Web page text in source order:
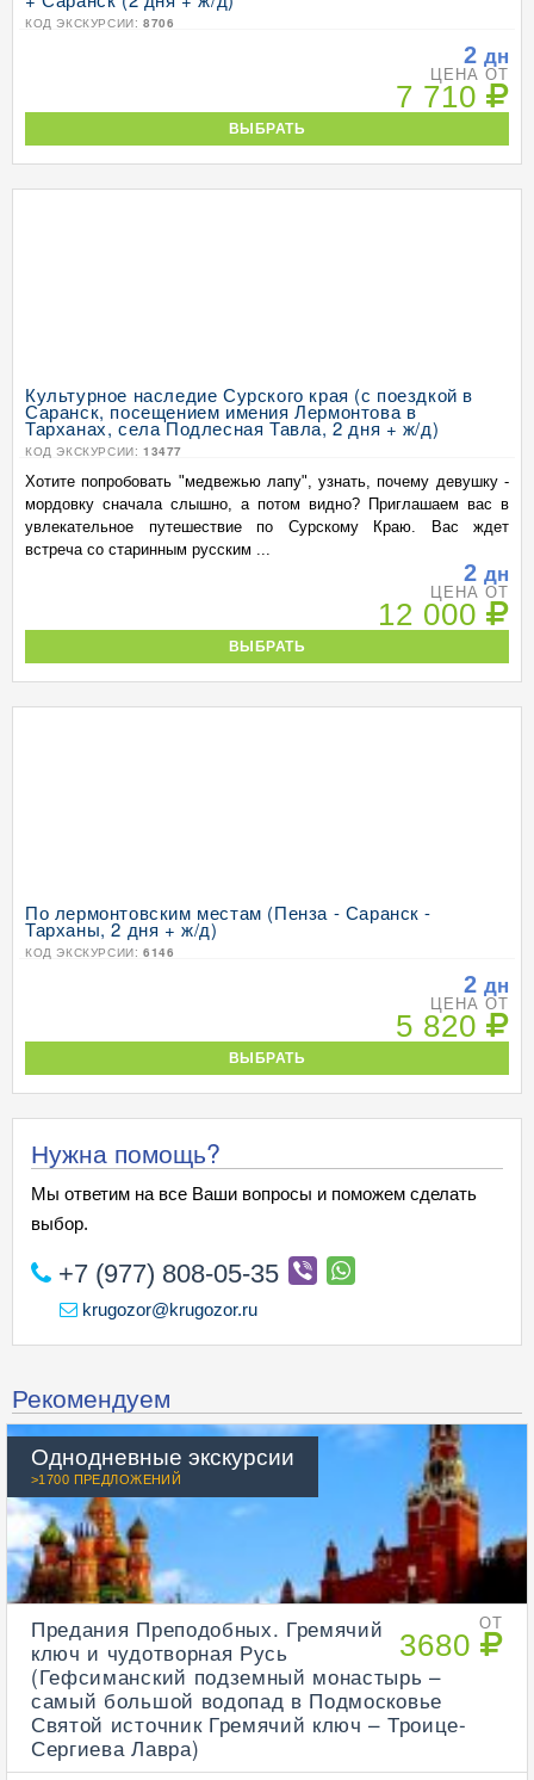
КОД ЭКСКУРСИИ: 8706
2 дн
ЦЕНА ОТ
7 710
ВЫБРАТЬ
Культурное наследие Сурского края (с поездкой в
Саранск, посещением имения Лермонтова в
Тарханах, села Подлесная Тавла, 2 дня + ж/д)
КОД ЭКСКУРСИИ: 13477
Хотите попробовать "медвежью лапу", узнать, почему девушку -
мордовку сначала слышно, а потом видно? Приглашаем вас в
увлекательное путешествие по Сурскому Краю. Вас ждет
встреча со старинным русским ...
2 дн
ЦЕНА ОТ
12 000
ВЫБРАТЬ
По лермонтовским местам (Пенза - Саранск -
Тарханы, 2 дня + ж/д)
КОД ЭКСКУРСИИ: 6146
2 дн
ЦЕНА ОТ
5 820
ВЫБРАТЬ
Нужна помощь?
Мы ответим на все Ваши вопросы и поможем сделать
выбор.
+7 (977) 808-05-35
krugozor@krugozor.ru
Рекомендуем
Однодневные экскурсии
>1700 ПРЕДЛОЖЕНИЙ
ОТ
3680
Предания Преподобных. Гремячий
ключ и чудотворная Русь
(Гефсиманский подземный монастырь –
самый большой водопад в Подмосковье
Святой источник Гремячий ключ – Троице-
Сергиева Лавра)